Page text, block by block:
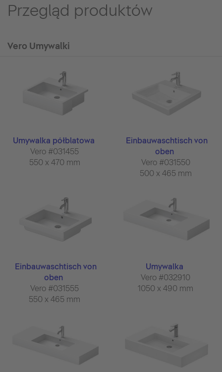
Przegląd produktów
Vero Umywalki
Umywalka półblatowa
Vero #031455
550 x 470 mm
Einbauwaschtisch von
oben
Vero #031550
500 x 465 mm
Einbauwaschtisch von
oben
Vero #031555
550 x 465 mm
Umywalka
Vero #032910
1050 x 490 mm